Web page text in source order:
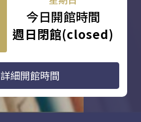
今日開館時間
週日閉館(closed)
詳細開館時間